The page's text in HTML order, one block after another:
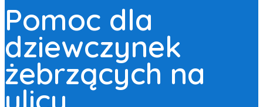
Pomoc dla
dziewczynek
żebrzących na